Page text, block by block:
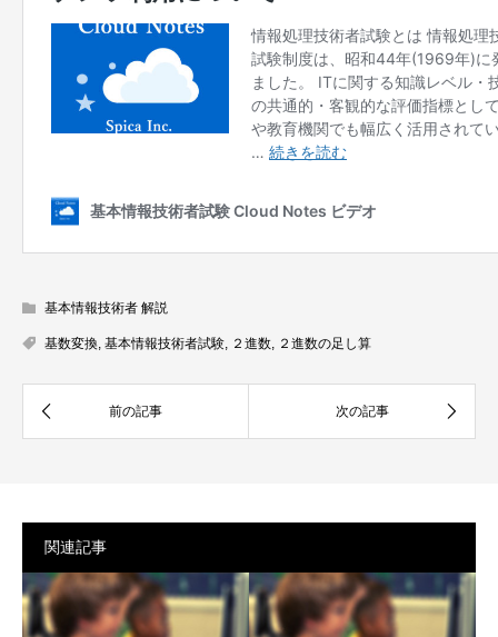
基本情報技術者 解説
基数変換, 基本情報技術者試験, ２進数, ２進数の足し算
関連記事